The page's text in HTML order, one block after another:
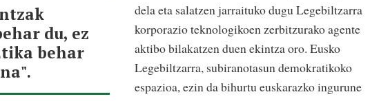
du, ez
behar
dela eta salatzen jarraituko dugu Legebiltzarra
korporazio teknologikoen zerbitzurako agente
aktibo bilakatzen duen ekintza oro. Eusko
Legebiltzarra, subiranotasun demokratikoko
espazioa, ezin da bihurtu euskarazko ingurune